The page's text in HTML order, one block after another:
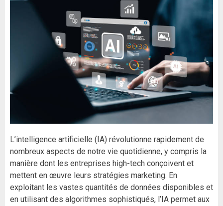
L’intelligence artificielle (IA) révolutionne rapidement de
nombreux aspects de notre vie quotidienne, y compris la
manière dont les entreprises high-tech conçoivent et
mettent en œuvre leurs stratégies marketing. En
exploitant les vastes quantités de données disponibles et
en utilisant des algorithmes sophistiqués, l’IA permet aux